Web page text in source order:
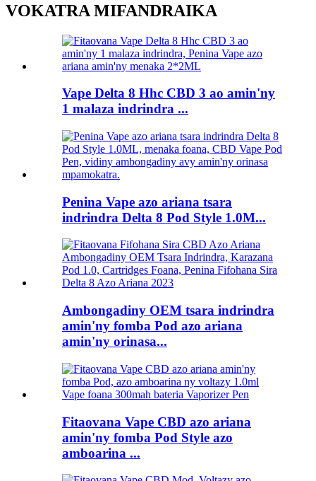
VOKATRA MIFANDRAIKA
Vape Delta 8 Hhc CBD 3 ao amin'ny
1 malaza indrindra ...
Penina Vape azo ariana tsara
indrindra Delta 8 Pod Style 1.0M...
Ambongadiny OEM tsara indrindra
amin'ny fomba Pod azo ariana
amin'ny orinasa...
Fitaovana Vape CBD azo ariana
amin'ny fomba Pod Style azo
amboarina ...